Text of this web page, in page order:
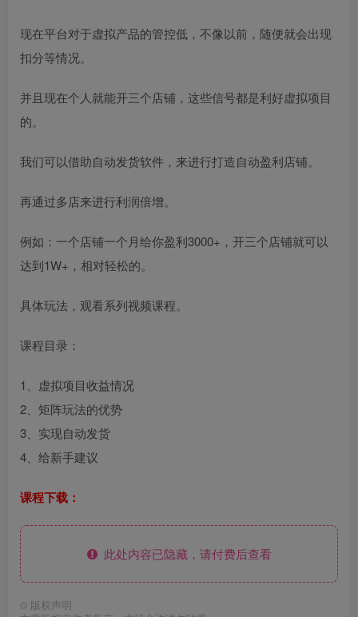
现在平台对于虚拟产品的管控低，不像以前，随便就会出现
扣分等情况。
并且现在个人就能开三个店铺，这些信号都是利好虚拟项目
的。
我们可以借助自动发货软件，来进行打造自动盈利店铺。
再通过多店来进行利润倍增。
例如：一个店铺一个月给你盈利3000+，开三个店铺就可以
达到1W+，相对轻松的。
具体玩法，观看系列视频课程。
课程目录：
1、虚拟项目收益情况
2、矩阵玩法的优势
3、实现自动发货
4、给新手建议
课程下载：
此处内容已隐藏，请付费后查看
© 版权声明